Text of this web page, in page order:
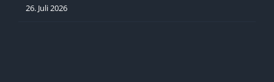
26. Juli 2026